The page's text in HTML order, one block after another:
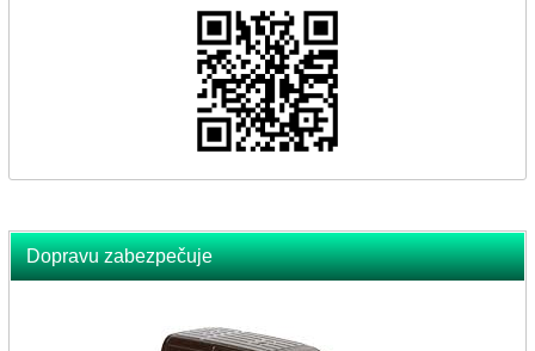
Dopravu zabezpečuje